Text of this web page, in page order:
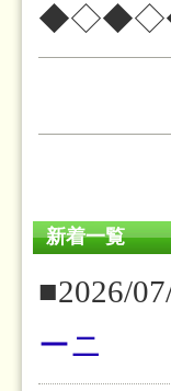
新着一覧
■2026/
ーニ